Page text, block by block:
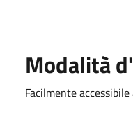
Modalità
Facilmente